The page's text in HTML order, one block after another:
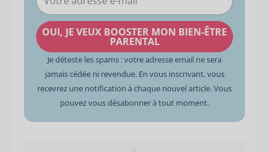
adresse
e-
mail
OUI, JE VEUX BOOSTER MON BIEN-ÊTRE
PARENTAL
Je déteste les spams : votre adresse email ne sera
jamais cédée ni revendue. En vous inscrivant, vous
recevrez une notification à chaque nouvel article. Vous
pouvez vous désabonner à tout moment.